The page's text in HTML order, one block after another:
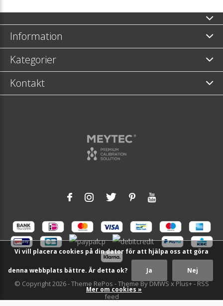
Information
Kategorier
Kontakt
© Copyright2026- Theme RePos - Theme ByDMWS xPlus+-RSS
feed
Vi vill placera cookies på din dator för att hjälpa oss att göra
denna webbplats bättre. Är detta ok? Ja Nej
Mer om cookies »